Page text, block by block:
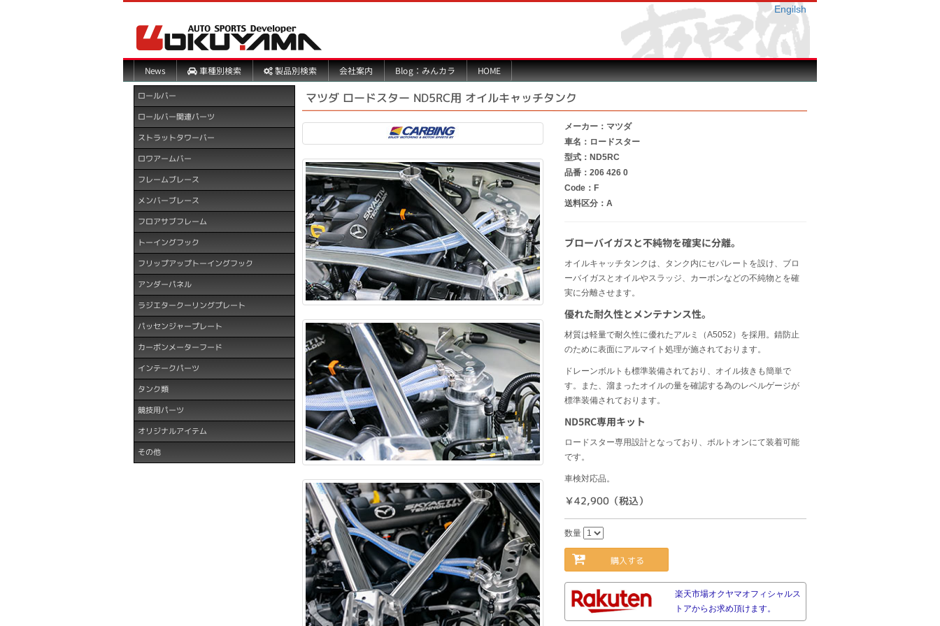
Engilsh
News 車種別検索 製品別検索 会社案内 Blog：みんカラ HOME
マツダ ロードスター ND5RC用 オイルキャッチタンク
メーカー：マツダ
車名：ロードスター
型式：ND5RC
品番：206 426 0
Code：F
送料区分：A
ブローバイガスと不純物を確実に分離。
オイルキャッチタンクは、タンク内にセパレートを設け、ブロ
ーバイガスとオイルやスラッジ、カーボンなどの不純物とを確
実に分離させます。
優れた耐久性とメンテナンス性。
材質は軽量で耐久性に優れたアルミ（A5052）を採用。錆防止
のために表面にアルマイト処理が施されております。
ドレーンボルトも標準装備されており、オイル抜きも簡単で
す。また、溜まったオイルの量を確認する為のレベルゲージが
標準装備されております。
ND5RC専用キット
ロードスター専用設計となっており、ボルトオンにて装着可能
です。
車検対応品。
￥42,900（税込）
数量
購入する
楽天市場オクヤマオフィシャルス
トアからお求め頂けます。
ロールバー
ロールバー関連パーツ
ストラットタワーバー
ロワアームバー
フレームブレース
メンバーブレース
フロアサブフレーム
トーイングフック
フリップアップトーイングフック
アンダーパネル
ラジエタークーリングプレート
パッセンジャープレート
カーボンメーターフード
インテークパーツ
タンク類
競技用パーツ
オリジナルアイテム
その他